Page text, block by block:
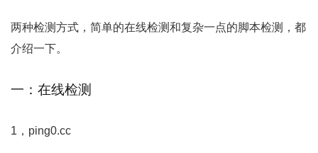
两种检测方式，简单的在线检测和复杂一点的脚本检测，都
介绍一下。
一：在线检测
1，ping0.cc